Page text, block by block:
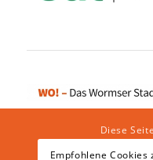
Diese
Empfohlene Cookies